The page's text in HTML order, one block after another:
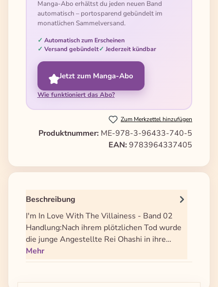
Manga-Abo erhältst du jeden neuen Band
automatisch – portosparend gebündelt im
monatlichen Sammelversand.
Automatisch zum Erscheinen
Versand gebündelt
Jederzeit kündbar
Jetzt zum Manga-Abo
Wie funktioniert das Abo?
Zum Merkzettel hinzufügen
Produktnummer: ME-978-3-96433-740-5
EAN: 9783964337405
Beschreibung
I'm In Love With The Villainess - Band 02
Handlung:Nach ihrem plötzlichen Tod wurde
die junge Angestellte Rei Ohashi in ihre…
Mehr